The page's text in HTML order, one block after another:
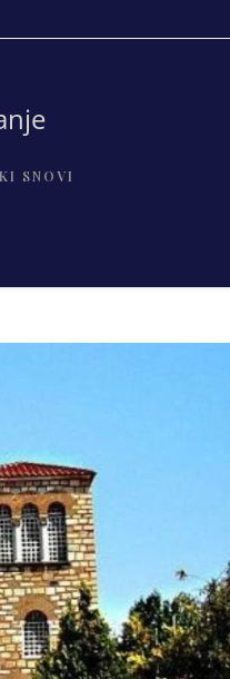
SNOVI